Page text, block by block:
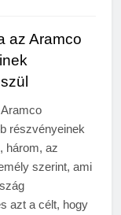
az Aramco
részvényeinek
három, az
szerint, ami
azt a célt, hogy